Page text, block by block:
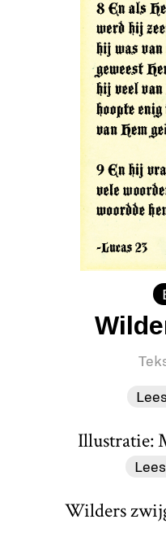
Illustratie:
Wilders